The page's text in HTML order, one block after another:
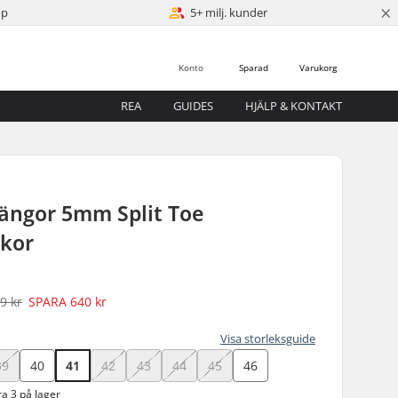
5+ milj. kunder ×
Varukorg
Sparad
Konto
REA GUIDES HJÄLP & KONTAKT
5mm Split Toe
kr SPARA640 kr
Visa storleksguide
40 41 42 43 44 45 46
3 på lager